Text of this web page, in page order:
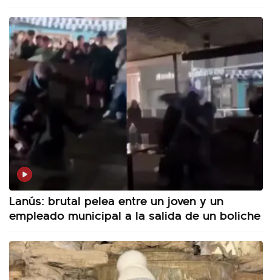
Lanús: brutal pelea entre un joven y un
empleado municipal a la salida de un boliche